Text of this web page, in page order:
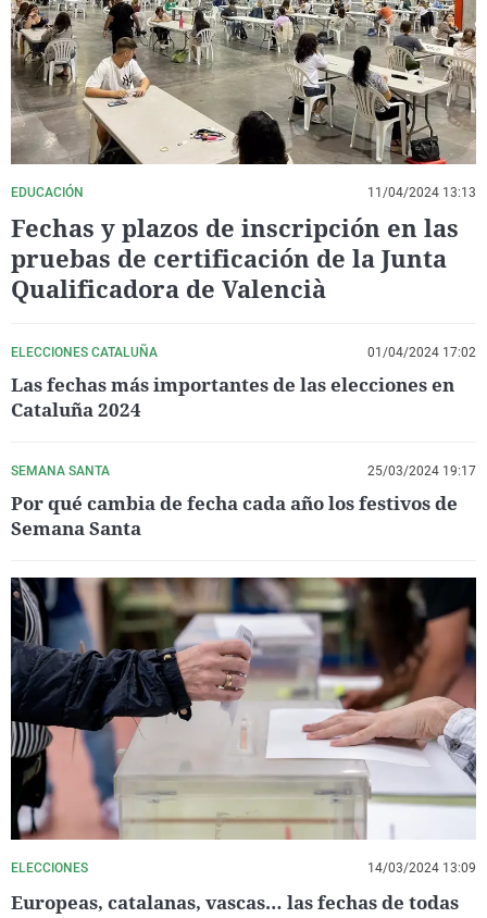
La rosa de los vientos
Gente viajera
Como el perro y el
Caso
Retornados
Equipo de
Operación Viuda
Extremadura
Galicia
La Rioja
Navarra
País Vasco
Virales
Televisión
Elecciones
EDUCACIÓN 11/04/2024 13:13
Fechas y plazos de inscripción en las
pruebas de certificación de la Junta
Qualificadora de Valencià
ELECCIONES CATALUÑA 01/04/2024 17:02
Las fechas más importantes de las elecciones en
Cataluña 2024
SEMANA SANTA 25/03/2024 19:17
Por qué cambia de fecha cada año los festivos de
Semana Santa
ELECCIONES 14/03/2024 13:09
Europeas, catalanas, vascas… las fechas de todas